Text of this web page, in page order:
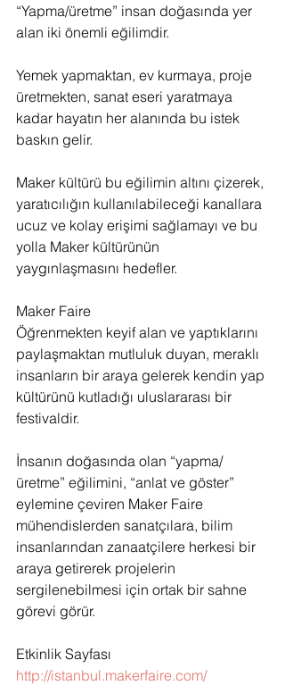
“Yapma/üretme” insan doğasında yer
alan iki önemli eğilimdir.
Yemek yapmaktan, ev kurmaya, proje
üretmekten, sanat eseri yaratmaya
kadar hayatın her alanında bu istek
baskın gelir.
Maker kültürü bu eğilimin altını çizerek,
yaratıcılığın kullanılabileceği kanallara
ucuz ve kolay erişimi sağlamayı ve bu
yolla Maker kültürünün
yaygınlaşmasını hedefler.
Maker Faire
Öğrenmekten keyif alan ve yaptıklarını
paylaşmaktan mutluluk duyan, meraklı
insanların bir araya gelerek kendin yap
kültürünü kutladığı uluslararası bir
festivaldir.
İnsanın doğasında olan “yapma/
üretme” eğilimini, “anlat ve göster”
eylemine çeviren Maker Faire
mühendislerden sanatçılara, bilim
insanlarından zanaatçilere herkesi bir
araya getirerek projelerin
sergilenebilmesi için ortak bir sahne
görevi görür.
Etkinlik Sayfası
http://istanbul.makerfaire.com/